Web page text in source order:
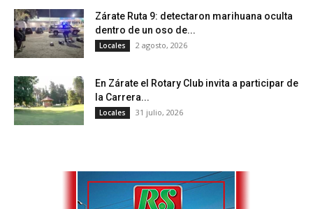
Zárate Ruta 9: detectaron marihuana oculta
dentro de un oso de...
Locales 2 agosto, 2026
En Zárate el Rotary Club invita a participar de
la Carrera...
Locales 31 julio, 2026